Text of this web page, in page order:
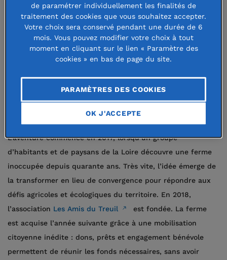
autour de projets concrets pour une
agriculture paysanne, une
alimentation locale et une
gouvernance partagée des
ressources, naturelles ou foncières.
Un élan collectif soutenu par la
Fondation de France Centre-Est.
L’aventure commence en 2017, lorsqu’un groupe
d’habitants et de paysans de la Loire découvre une ferme
inoccupée depuis quarante ans. Très vite, l’idée émerge de
la transformer en lieu de convergence pour répondre aux
défis agricoles et écologiques du territoire. En 2018,
l’association Les Amis du Treuil
est fondée. La ferme
est acquise l’année suivante grâce à une mobilisation
citoyenne inédite : dons, prêts et engagement bénévole
permettent de réunir les fonds nécessaires, sans avoir
de paramétrer individuellement les finalités de
traitement des cookies que vous souhaitez accepter.
Votre choix sera conservé pendant une durée de 6
mois. Vous pouvez modifier votre choix à tout
moment en cliquant sur le lien « Paramètre des
cookies » en bas de page du site.
PARAMÈTRES DES COOKIES
OK J'ACCEPTE